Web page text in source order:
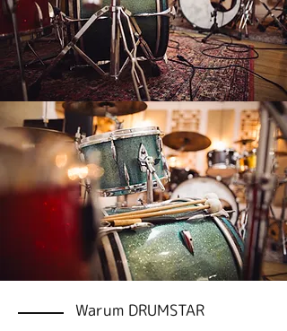
Warum DRUMSTAR